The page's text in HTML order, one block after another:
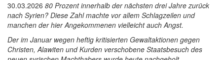
30.03.2026 80 Prozent innerhalb der nächsten drei Jahre zurück
nach Syrien? Diese Zahl machte vor allem Schlagzeilen und
manchen der hier Angekommenen vielleicht auch Angst.
Der im Januar wegen heftig kritisierten Gewaltaktionen gegen
Christen, Alawiten und Kurden verschobene Staatsbesuch des